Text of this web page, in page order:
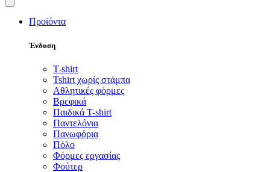
Προϊόντα
Ένδυση
T-shirt
Tshirt χωρίς στάμπα
Αθλητικές φόρμες
Βρεφικά
Παιδικά T-shirt
Παντελόνια
Πανωφόρια
Πόλο
Φόρμες εργασίας
Φούτερ